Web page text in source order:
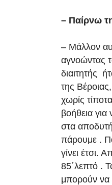
– Παίρνω
– Μάλλον
αγνοώντας
διαιτητής
της
χωρίς
βοήθεια
στα
πάρουμε .
γίνει έτσι.
85΄λεπτό .
μπορούν να